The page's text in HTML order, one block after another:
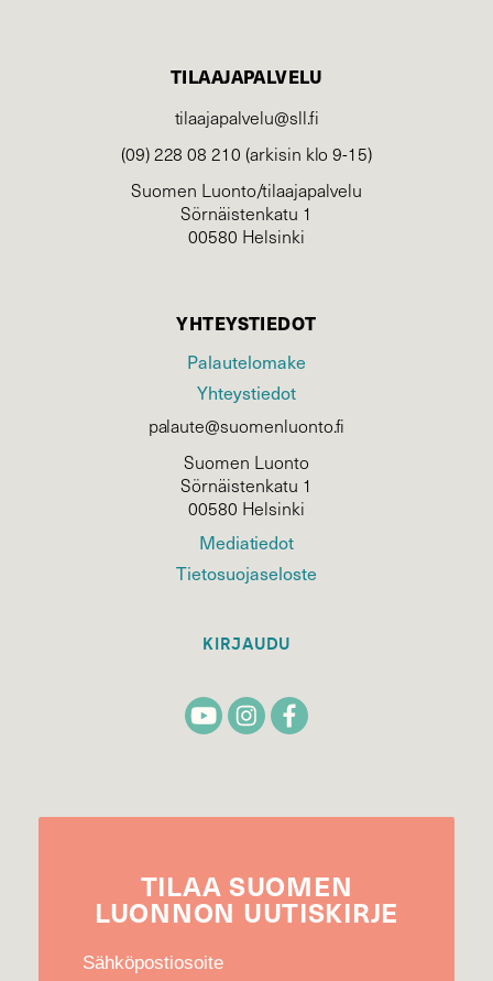
TILAAJAPALVELU
tilaajapalvelu@sll.fi
(09) 228 08 210 (arkisin klo 9-15)
Suomen Luonto/tilaajapalvelu
Sörnäistenkatu 1
00580 Helsinki
YHTEYSTIEDOT
Palautelomake
Yhteystiedot
palaute@suomenluonto.fi
Suomen Luonto
Sörnäistenkatu 1
00580 Helsinki
Mediatiedot
Tietosuojaseloste
KIRJAUDU
TILAA SUOMEN
LUONNON UUTIS­KIRJE
Sähköpostiosoite